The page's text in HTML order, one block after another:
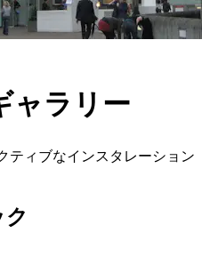
ャラリー
ティブなインスタレーション